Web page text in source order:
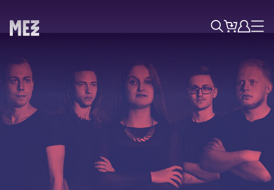
ZoekTicketsAccount
Menu